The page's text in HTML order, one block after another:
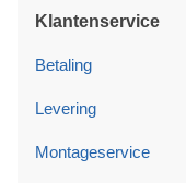
Klantenservice
Betaling
Levering
Montageservice